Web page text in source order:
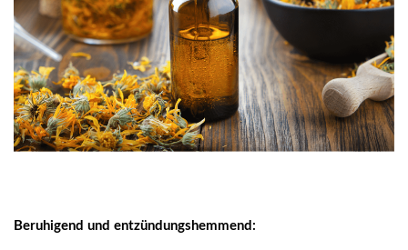
Beruhigend und entzündungshemmend: